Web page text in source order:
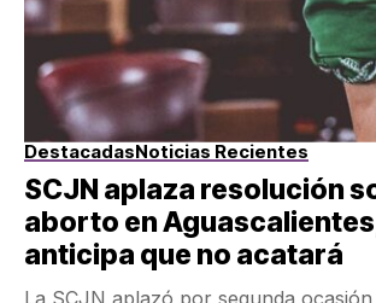
DestacadasNoticias Recientes
SCJN aplaza resolución
aborto en
anticipa que no acatará
La SCJN aplazó por segunda